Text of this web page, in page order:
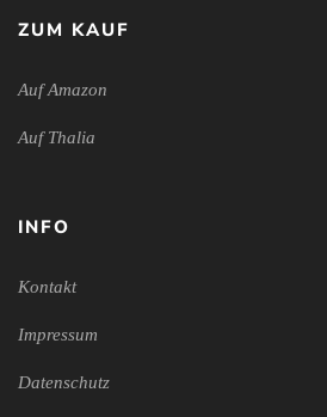
ZUM KAUF
Auf Amazon
Auf Thalia
INFO
Kontakt
Impressum
Datenschutz